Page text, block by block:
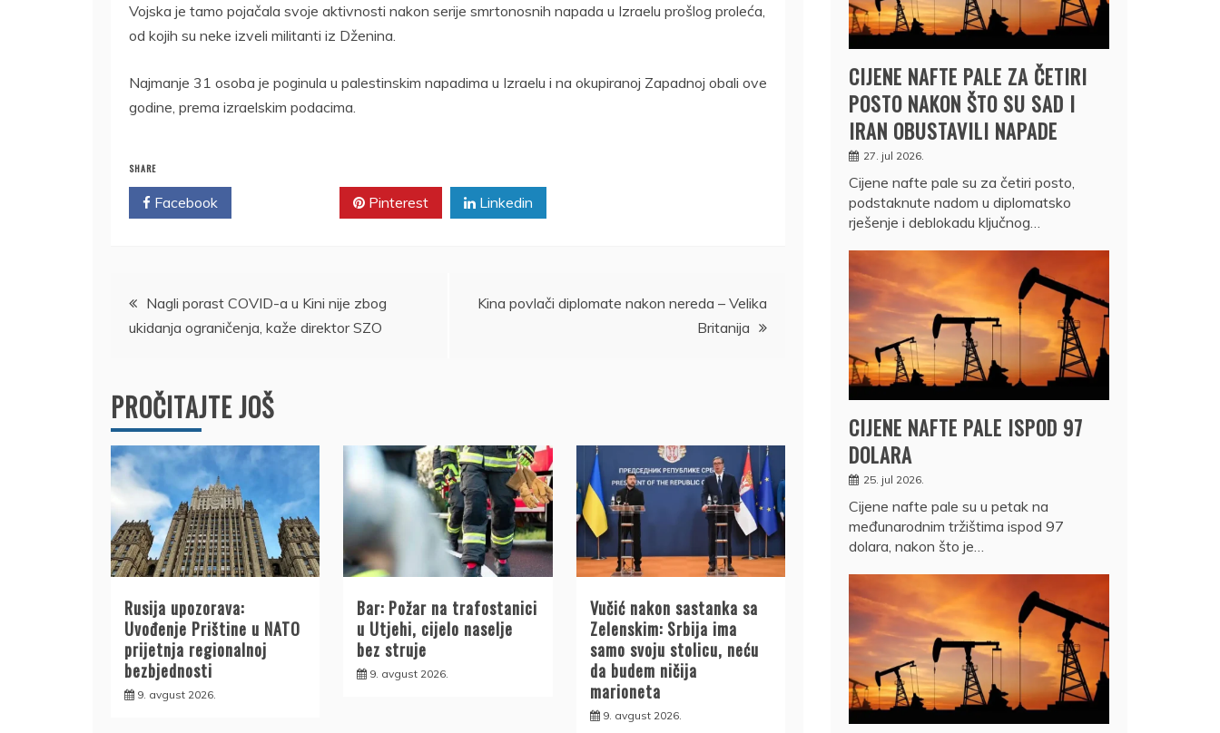
Vojska je tamo pojačala svoje aktivnosti nakon serije smrtonosnih napada u Izraelu prošlog proleća,
od kojih su neke izveli militanti iz Dženina.
Najmanje 31 osoba je poginula u palestinskim napadima u Izraelu i na okupiranoj Zapadnoj obali ove
godine, prema izraelskim podacima.
SHARE
Facebook Pinterest Linkedin
Kretanje
članka
Nagli porast COVID-a u Kini nije zbog
ukidanja ograničenja, kaže direktor SZO
Kina povlači diplomate nakon nereda – Velika
Britanija
PROČITAJTE JOŠ
Rusija upozorava:
Uvođenje Prištine u NATO
prijetnja regionalnoj
bezbjednosti
9. avgust 2026.
Bar: Požar na trafostanici
u Utjehi, cijelo naselje
bez struje
9. avgust 2026.
Vučić nakon sastanka sa
Zelenskim: Srbija ima
samo svoju stolicu, neću
da budem ničija
marioneta
9. avgust 2026.
CIJENE NAFTE PALE ZA ČETIRI
POSTO NAKON ŠTO SU SAD I
IRAN OBUSTAVILI NAPADE
27. jul 2026.
Cijene nafte pale su za četiri posto,
podstaknute nadom u diplomatsko
rješenje i deblokadu ključnog…
CIJENE NAFTE PALE ISPOD 97
DOLARA
25. jul 2026.
Cijene nafte pale su u petak na
međunarodnim tržištima ispod 97
dolara, nakon što je…